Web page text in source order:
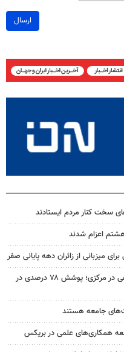
ارسال
سخت کنار مردم ایستادند
میزبانی از زائران دهه پایانی صفر
رشد نسبت پشتیبانی تأمین اجتماعی در مرکزی؛ پوشش ۷۸ درصدی در
جامعه‌ هستند
همکاری‌های علمی در بریکس